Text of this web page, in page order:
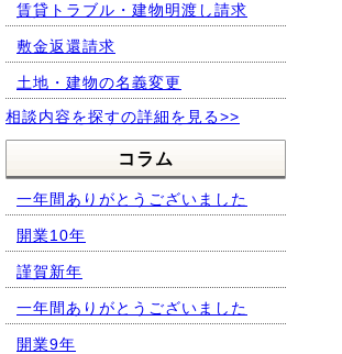
賃貸トラブル・建物明渡し請求
敷金返還請求
土地・建物の名義変更
相談内容を探すの詳細を見る>>
コラム
一年間ありがとうございました
開業10年
謹賀新年
一年間ありがとうございました
開業9年